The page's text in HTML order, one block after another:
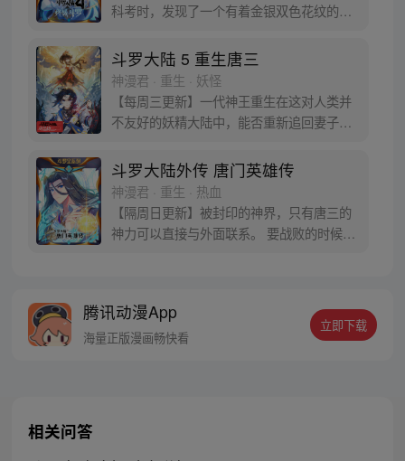
科考时，发现了一个有着金银双色花纹的
于是赶忙将其带回研究所进行孵化。蛋孵化
出来了，可孵出来的是一个婴儿，一个和人
类一模一样的孩子；与此同时，联邦研究所
正在解冻一名银色长发女子，而一名蓝发青
年则在海滨被人发现
斗罗大陆 5 重生唐三
神漫君 · 重生 · 妖怪
【每周三更新】一代神王重生在这对人类并
不友好的妖精大陆中，能否重新追回妻子。
路？尽在一代神王至情追妻之旅，斗罗大陆
第五部，重生唐三!
斗罗大陆外传 唐门英雄传
神漫君 · 重生 · 热血
【隔周日更新】被封印的神界，只有唐三的
神力可以直接与外面联系。 要战败的时候，
战！
腾讯动漫App
海量正版漫画畅快看
立即下载
相关问答